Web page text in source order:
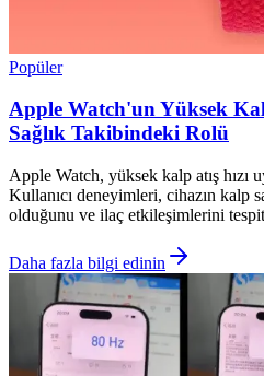
Popüler
Apple Watch'un Yüksek
Sağlık Takibindeki Rolü
Apple Watch, yüksek kalp atış hızı
Kullanıcı deneyimleri, cihazın kalp
olduğunu ve ilaç etkileşimlerini
Daha fazla bilgi edinin